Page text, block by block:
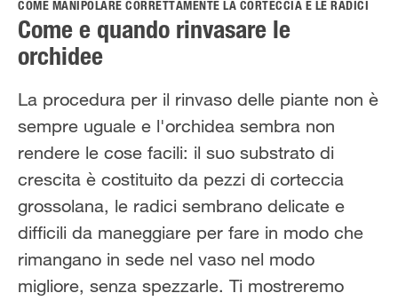
Chi siamo
COME MANIPOLARE CORRETTAMENTE LA CORTECCIA E LE RADICI
Come e quando rinvasare le
orchidee
La procedura per il rinvaso delle piante non è
sempre uguale e l'orchidea sembra non
rendere le cose facili: il suo substrato di
crescita è costituito da pezzi di corteccia
grossolana, le radici sembrano delicate e
difficili da maneggiare per fare in modo che
rimangano in sede nel vaso nel modo
migliore, senza spezzarle. Ti mostreremo